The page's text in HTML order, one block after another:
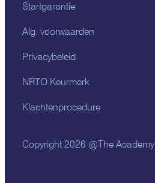
Startgarantie
Alg. voorwaarden
Privacybeleid
NRTO Keurmerk
Klachtenprocedure
Copyright 2026 @The Academy